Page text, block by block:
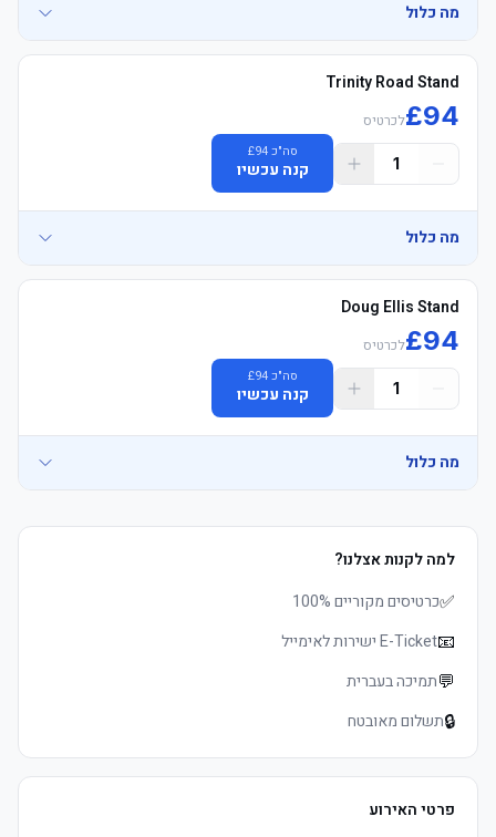
מה כלול
Trinity Road Stand
£94 לכרטיס
1
סה"כ £94
קנה עכשיו
מה כלול
Grounds הוספיטליטי מושבים if necessary
Doug Ellis Stand
£94 לכרטיס
1
סה"כ £94
קנה עכשיו
מה כלול
למה לקנות אצלנו?
✅כרטיסים מקוריים 100%
📧E-Ticket ישירות לאימייל
💬תמיכה בעברית
🔒תשלום מאובטח
פרטי האירוע